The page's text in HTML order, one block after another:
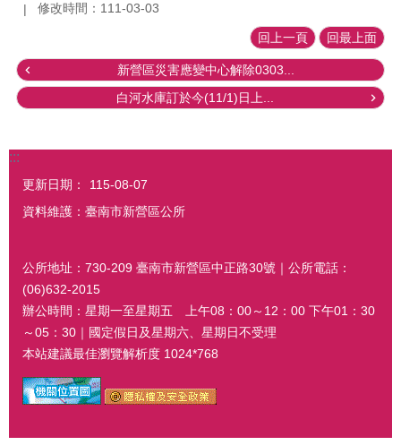
修改時間：111-03-03
回上一頁 回最上面
新營區災害應變中心解除0303...
白河水庫訂於今(11/1)日上...
:::
更新日期：
115-08-07
資料維護：臺南市新營區公所
公所地址：730-209 臺南市新營區中正路30號｜公所電話：
(06)632-2015
辦公時間：星期一至星期五 上午08：00～12：00 下午01：30
～05：30｜國定假日及星期六、星期日不受理
本站建議最佳瀏覽解析度 1024*768